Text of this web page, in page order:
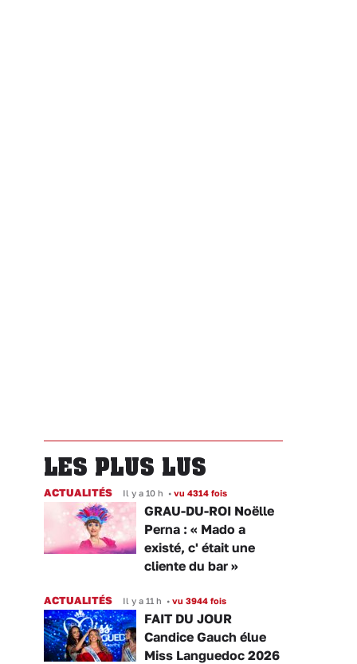
LES PLUS LUS
ACTUALITÉS Il y a 10 h • vu 4314 fois
GRAU-DU-ROI Noëlle
Perna : « Mado a
existé, c' était une
cliente du bar »
ACTUALITÉS Il y a 11 h • vu 3944 fois
FAIT DU JOUR
Candice Gauch élue
Miss Languedoc 2026